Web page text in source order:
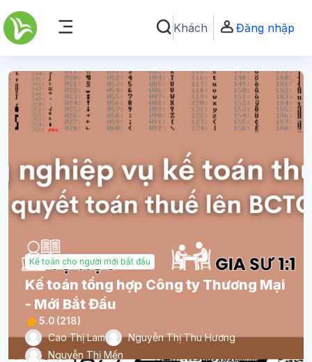
Chuyển tới nội dung chính
Bảng điều khiển cạnh
Chuyển đổi chọn tìm kiếm
Khách Đăng nhập
Kế toán cho người mới bắt đầu
Kế toán tổng hợp Công ty Thương Mại
- Mới Bắt Đầu
5.0 (218)
Cao Thị Lam
Nguyễn Thị Thu Hương
Nguyễn Thị Mến